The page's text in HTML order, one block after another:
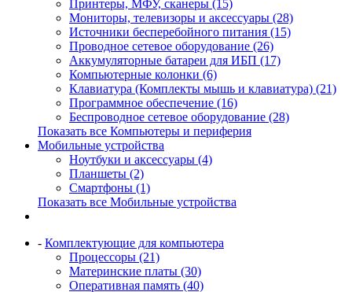
Принтеры, МФУ, сканеры (15)
Мониторы, телевизоры и аксессуары (28)
Источники бесперебойного питания (15)
Проводное сетевое оборудование (26)
Аккумуляторные батареи для ИБП (17)
Компьютерные колонки (6)
Клавиатура (Комплекты мышь и клавиатура) (21)
Программное обеспечение (16)
Беспроводное сетевое оборудование (28)
Показать все Компьютеры и периферия
Мобильные устройства
Ноутбуки и аксессуары (4)
Планшеты (2)
Смартфоны (1)
Показать все Мобильные устройства
- Комплектующие для компьютера
Процессоры (21)
Материнские платы (30)
Оперативная память (40)